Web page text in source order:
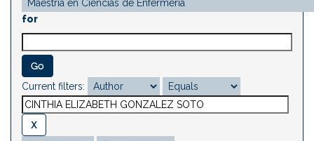
for
Current filters: